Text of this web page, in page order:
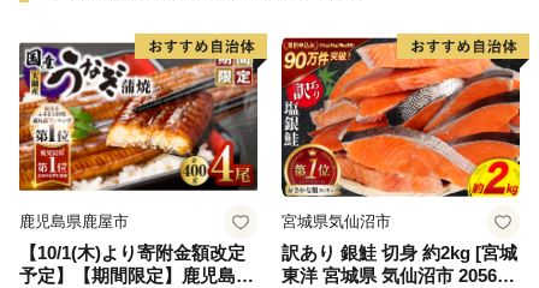
鹿児島県鹿屋市
【10/1(木)より寄附金額改定
予定】【期間限定】鹿児島県
宮城県気仙沼市
訳あり 銀鮭 切身 約2kg [宮城
東洋 宮城県 気仙沼市 205649